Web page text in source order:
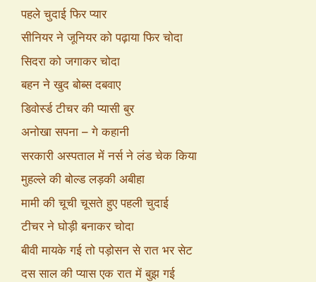
पहले चुदाई फिर प्यार
सीनियर ने जूनियर को पढ़ाया फिर चोदा
सिदरा को जगाकर चोदा
बहन ने खुद बोब्स दबवाए
डिवोर्स्ड टीचर की प्यासी बुर
अनोखा सपना – गे कहानी
सरकारी अस्पताल में नर्स ने लंड चेक किया
मुहल्ले की बोल्ड लड़की अबीहा
मामी की चूची चूसते हुए पहली चुदाई
टीचर ने घोड़ी बनाकर चोदा
बीवी मायके गई तो पड़ोसन से रात भर सेट
दस साल की प्यास एक रात में बुझ गई